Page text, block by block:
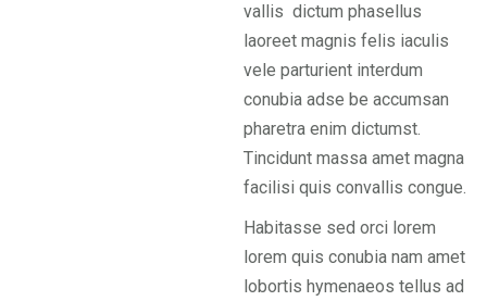
vallis dictum phasellus
laoreet magnis felis iaculis
vele parturient interdum
conubia adse be accumsan
pharetra enim dictumst.
Tincidunt massa amet magna
facilisi quis convallis congue.
Habitasse sed orci lorem
lorem quis conubia nam amet
lobortis hymenaeos tellus ad